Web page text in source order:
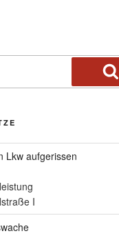
Lkw aufgerissen
I